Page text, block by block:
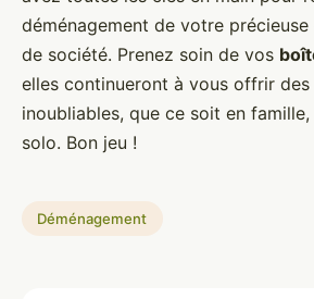
déménagement de votre
de société. Prenez soin de vos
elles continueront à vous offrir des
inoubliables, que ce soit en
solo. Bon jeu !
Déménagement